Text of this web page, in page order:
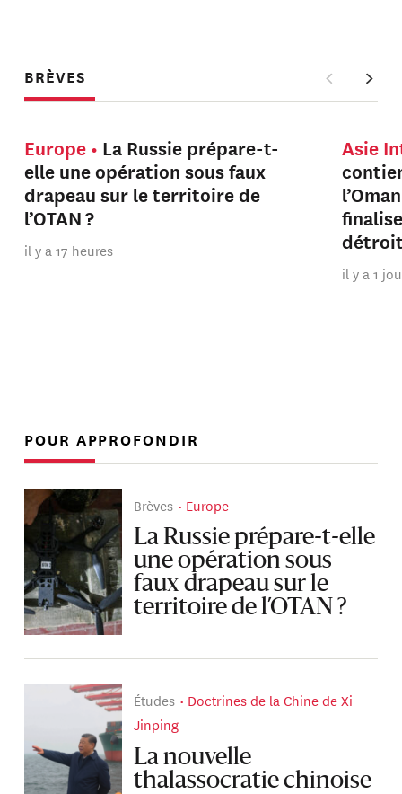
BRÈVES
Europe
La Russie prépare-t-
elle une opération sous faux
drapeau sur le territoire de
l’OTAN ?
il y a 17 heures
Asie
il y a 1
POUR APPROFONDIR
Brèves Europe
La Russie prépare-t-elle
une opération sous
faux drapeau sur le
territoire de l’OTAN ?
Études
Doctrines de la Chine de Xi
Jinping
La nouvelle
thalassocratie chinoise